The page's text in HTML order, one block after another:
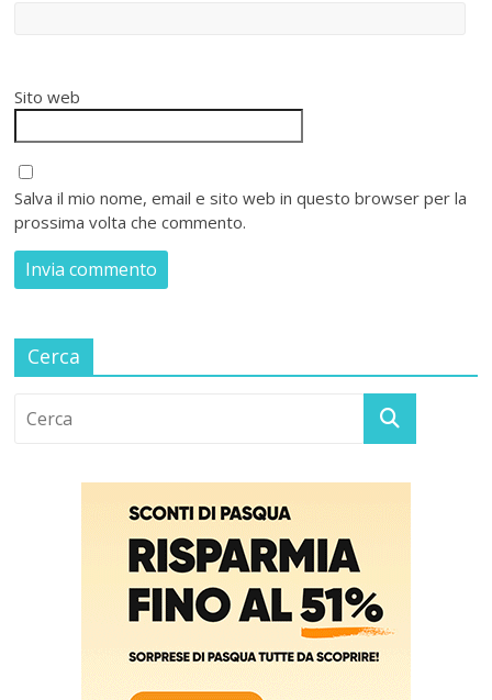
Sito web
Salva il mio nome, email e sito web in questo browser per la
prossima volta che commento.
Cerca